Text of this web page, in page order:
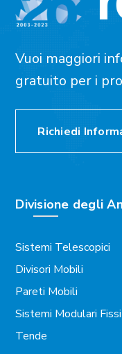
Vuoi maggiori
gratuito per i
Richiedi
Divisione degli
Sistemi Telescopici
Divisori Mobili
Pareti Mobili
Sistemi Modulari Fissi
Tende